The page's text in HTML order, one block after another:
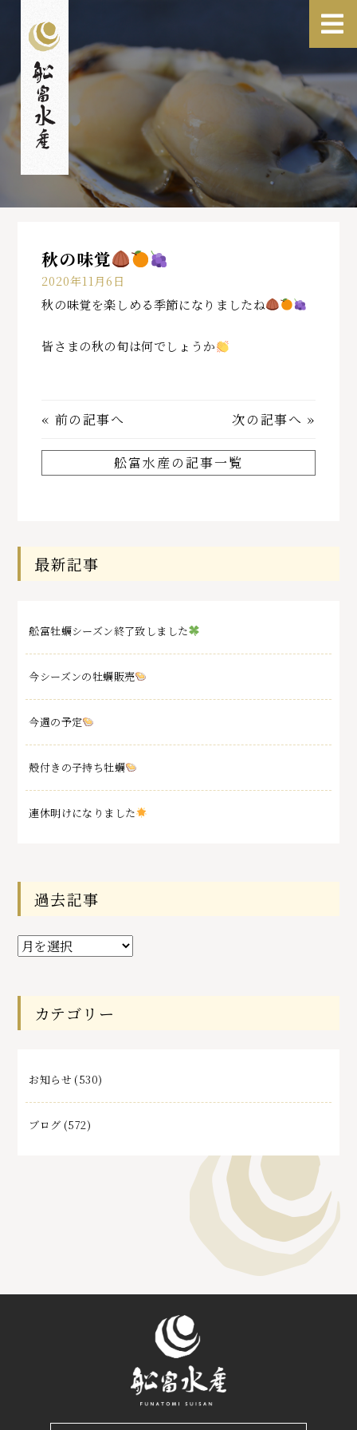
秋の味覚
2020年11月6日
秋の味覚を楽しめる季節になりましたね
皆さまの秋の旬は何でしょうか
« 前の記事へ 次の記事へ »
舩富水産の記事一覧
最新記事
舩富牡蠣シーズン終了致しました
今シーズンの牡蠣販売
今週の予定
殻付きの子持ち牡蠣
連休明けになりました
過去記事
過
去
事
カテゴリー
お知らせ (530)
ブログ (572)